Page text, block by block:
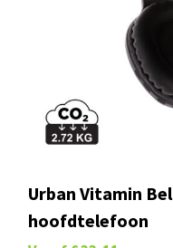
Urban Vitamin
hoofdtelefoon